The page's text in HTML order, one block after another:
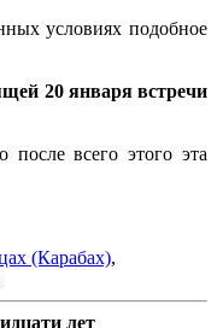
условиях подобное
20 января встречи
всего этого эта
(Карабах),
лет